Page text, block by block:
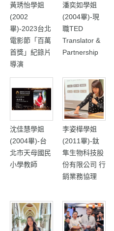
黃琇怡學姐
(2002
畢)-2023台北
電影節「百萬
首獎」紀錄片
導演
潘奕如學姐
(2004畢)-現
職TED
Translator &
Partnership
沈佳慧學姐
(2004畢)-台
北市天母國民
小學教師
李姿樺學姐
(2011畢)-鈦
隼生物科技股
份有限公司 行
銷業務協理